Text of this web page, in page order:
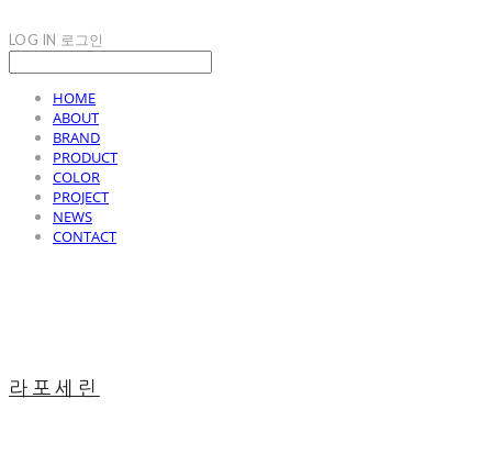
LOG IN 로그인
HOME
ABOUT
BRAND
PRODUCT
COLOR
PROJECT
NEWS
CONTACT
라포세린